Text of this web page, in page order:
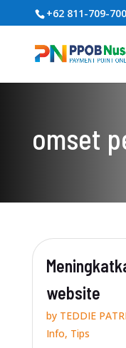
+62 811-709-700
omset
website
by TEDDIE
Info, Tips